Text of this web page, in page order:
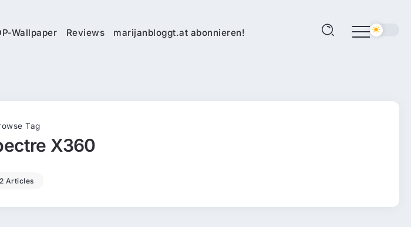
Wallpaper Reviews marijanbloggt.at abonnieren!
Tag
X360
2 Articles